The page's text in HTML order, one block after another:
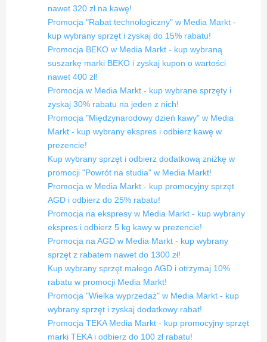
nawet 320 zł na kawę!
Promocja "Rabat technologiczny" w Media Markt -
kup wybrany sprzęt i zyskaj do 15% rabatu!
Promocja BEKO w Media Markt - kup wybraną
suszarkę marki BEKO i zyskaj kupon o wartości
nawet 400 zł!
Promocja w Media Markt - kup wybrane sprzęty i
zyskaj 30% rabatu na jeden z nich!
Promocja "Międzynarodowy dzień kawy" w Media
Markt - kup wybrany ekspres i odbierz kawę w
prezencie!
Kup wybrany sprzęt i odbierz dodatkową zniżkę w
promocji "Powrót na studia" w Media Markt!
Promocja w Media Markt - kup promocyjny sprzęt
AGD i odbierz do 25% rabatu!
Promocja na ekspresy w Media Markt - kup wybrany
ekspres i odbierz 5 kg kawy w prezencie!
Promocja na AGD w Media Markt - kup wybrany
sprzęt z rabatem nawet do 1300 zł!
Kup wybrany sprzęt małego AGD i otrzymaj 10%
rabatu w promocji Media Markt!
Promocja "Wielka wyprzedaż" w Media Markt - kup
wybrany sprzęt i zyskaj dodatkowy rabat!
Promocja TEKA Media Markt - kup promocyjny sprzęt
marki TEKA i odbierz do 100 zł rabatu!